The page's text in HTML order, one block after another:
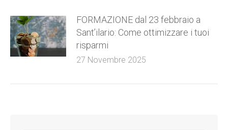
FORMAZIONE dal 23 febbraio a
Sant’ilario: Come ottimizzare i tuoi
risparmi
27 Novembre 2025